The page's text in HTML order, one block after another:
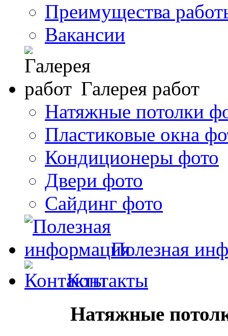
Преимущества
Вакансии
Галерея работ
Натяжные потолки
Пластиковые окна
Кондиционеры фото
Двери фото
Сайдинг фото
Полезная
Контакты
Натяжные